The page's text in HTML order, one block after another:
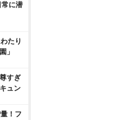
常に潜
たり
」
すぎ
ュン
！フ